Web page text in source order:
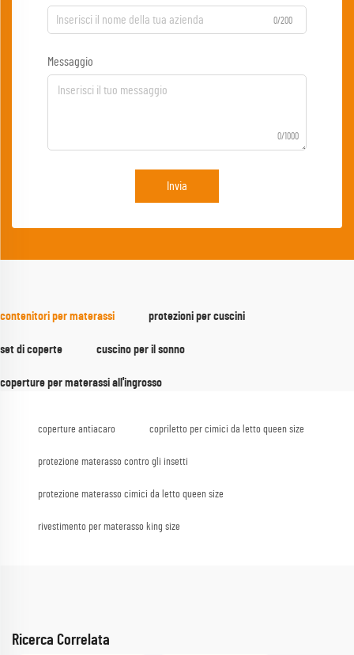
0/200
Messaggio
0/1000
Invia
contenitori per materassi protezioni per cuscini
set di coperte cuscino per il sonno
coperture per materassi all'ingrosso
coperture antiacaro copriletto per cimici da letto queen size
protezione materasso contro gli insetti
protezione materasso cimici da letto queen size
rivestimento per materasso king size
Ricerca Correlata